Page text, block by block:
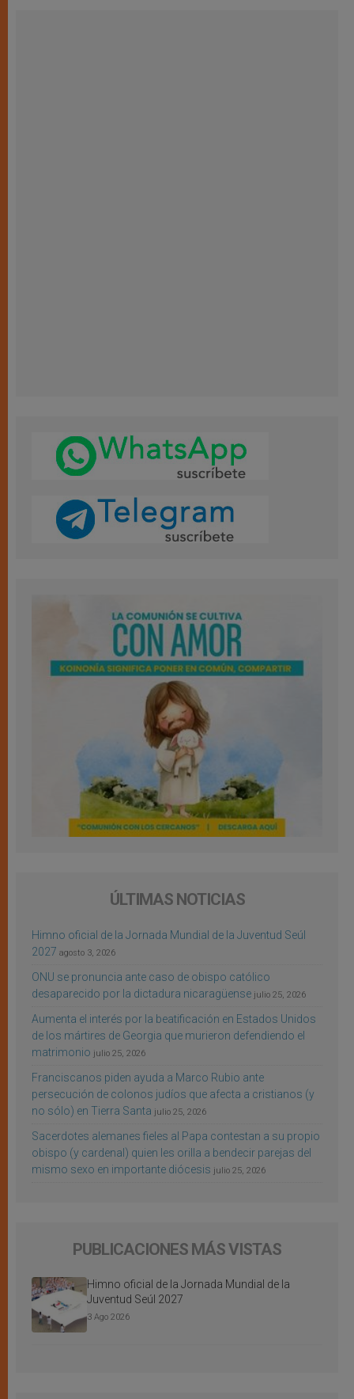
ÚLTIMAS NOTICIAS
Himno oficial de la Jornada Mundial de la Juventud Seúl
2027 agosto 3, 2026
ONU se pronuncia ante caso de obispo católico
desaparecido por la dictadura nicaragüense julio 25, 2026
Aumenta el interés por la beatificación en Estados Unidos
de los mártires de Georgia que murieron defendiendo el
matrimonio julio 25, 2026
Franciscanos piden ayuda a Marco Rubio ante
persecución de colonos judíos que afecta a cristianos (y
no sólo) en Tierra Santa julio 25, 2026
Sacerdotes alemanes fieles al Papa contestan a su propio
obispo (y cardenal) quien les orilla a bendecir parejas del
mismo sexo en importante diócesis julio 25, 2026
PUBLICACIONES MÁS VISTAS
Himno oficial de la Jornada Mundial de la
Juventud Seúl 2027
3 Ago 2026